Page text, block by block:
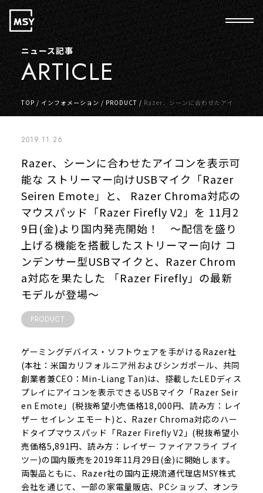
ニュース記事
ARTICLE
TOP / インフォメーション / PRODUCT /
ンを表示可能な ストリーマー向けUSBマイク「Razer Seiren Emote」と、
コンデンサー型USBマイクと、Razer Chroma対応を果たした 「Razer Fir
2019.11.26
Razer、シーンに合わせたアイコンを表示可
能な ストリーマー向けUSBマイク「Razer
Seiren Emote」と、 Razer Chroma対応の
マウスパッド「Razer Firefly V2」を 11月2
9日(金)より国内発売開始！ ～配信を盛り
上げる機能を搭載したストリーマー向け コ
ンデンサー型USBマイクと、Razer Chrom
a対応を果たした 「Razer Firefly」の最新
モデルが登場～
PRODUCT
ゲーミングデバイス・ソフトウェアを手がけるRazer社
(本社：米国カリフォルニア州およびシンガポール、共同
創業者兼CEO：Min-Liang Tan)は、搭載したLEDディス
プレイにアイコンを表示できるUSBマイク「Razer Seir
en Emote」(税抜希望小売価格18,000円、読み方：レイ
ザー セイレン エモート)と、Razer Chroma対応のハー
ドタイプマウスパッド「Razer Firefly V2」(税抜希望小
売価格5,891円、読み方：レイザー ファイアフライ ブイ
ツー)の国内販売を2019年11月29日(金)に開始します。
両製品ともに、Razer社の国内正規流通代理店MSY株式
会社を通じて、一部の家電量販店、PCショップ、オンラ